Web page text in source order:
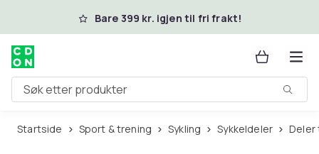
Hopp til hovedinnholdBare 399 kr. igjen til fri frakt!
Søk etter produkter
Startside Sport & trening Sykling Sykkeldeler